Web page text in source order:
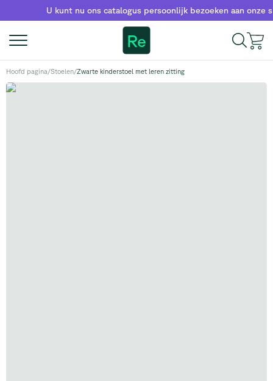
U kunt nu ons catalogus persoonlijk bezoeken aan onze
Re
Hoofd pagina/Stoelen/Zwarte kinderstoel met leren zitting